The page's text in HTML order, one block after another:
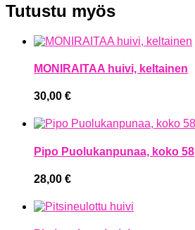
Tutustu myös
MONIRAITAA huivi, keltainen
30,00 €
Pipo Puolukanpunaa, koko 58
28,00 €